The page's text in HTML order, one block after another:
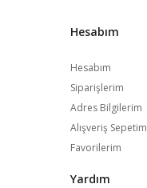
Hesabım
Hesabım
Siparişlerim
Adres Bilgilerim
Alışveriş Sepetim
Favorilerim
Yardım